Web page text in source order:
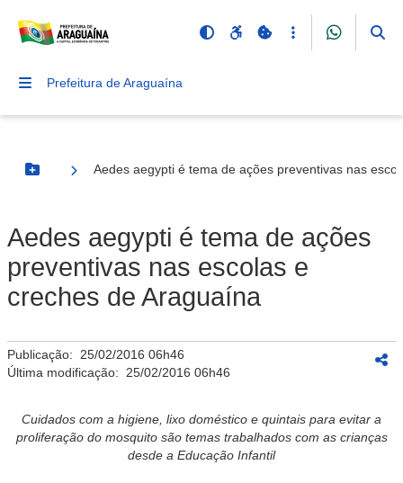
Prefeitura de Araguaína
Botão Menu
Aedes aegypti é tema de ações preventivas nas
Aedes aegypti é tema de ações
preventivas nas escolas e
creches de Araguaína
Publicação: 25/02/2016 06h46
Última modificação: 25/02/2016 06h46
Cuidados com a higiene, lixo doméstico e quintais para evitar a
proliferação do mosquito são temas trabalhados com as crianças
desde a Educação Infantil